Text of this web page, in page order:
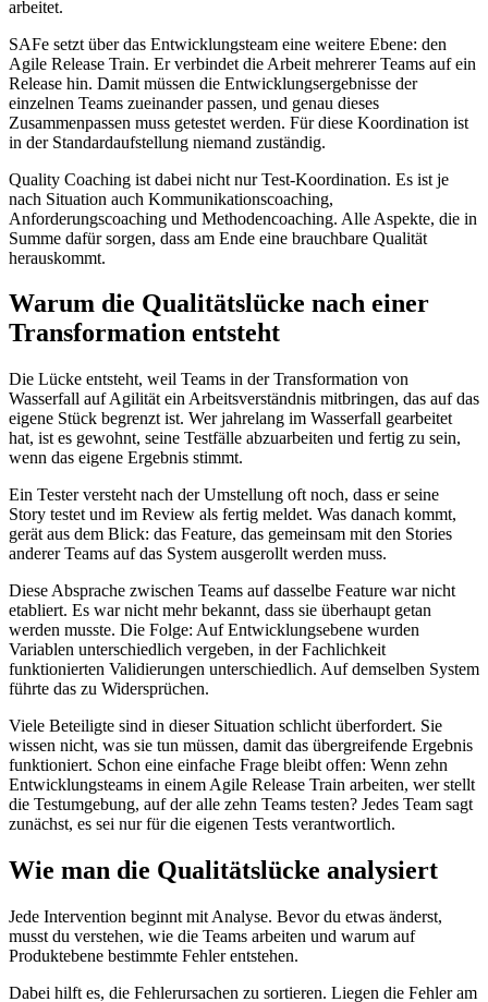
arbeitet.
SAFe setzt über das Entwicklungsteam eine weitere Ebene: den
Agile Release Train. Er verbindet die Arbeit mehrerer Teams auf ein
Release hin. Damit müssen die Entwicklungsergebnisse der
einzelnen Teams zueinander passen, und genau dieses
Zusammenpassen muss getestet werden. Für diese Koordination ist
in der Standardaufstellung niemand zuständig.
Quality Coaching ist dabei nicht nur Test-Koordination. Es ist je
nach Situation auch Kommunikationscoaching,
Anforderungscoaching und Methodencoaching. Alle Aspekte, die in
Summe dafür sorgen, dass am Ende eine brauchbare Qualität
herauskommt.
Warum die Qualitätslücke nach einer
Transformation entsteht
Die Lücke entsteht, weil Teams in der Transformation von
Wasserfall auf Agilität ein Arbeitsverständnis mitbringen, das auf das
eigene Stück begrenzt ist. Wer jahrelang im Wasserfall gearbeitet
hat, ist es gewohnt, seine Testfälle abzuarbeiten und fertig zu sein,
wenn das eigene Ergebnis stimmt.
Ein Tester versteht nach der Umstellung oft noch, dass er seine
Story testet und im Review als fertig meldet. Was danach kommt,
gerät aus dem Blick: das Feature, das gemeinsam mit den Stories
anderer Teams auf das System ausgerollt werden muss.
Diese Absprache zwischen Teams auf dasselbe Feature war nicht
etabliert. Es war nicht mehr bekannt, dass sie überhaupt getan
werden musste. Die Folge: Auf Entwicklungsebene wurden
Variablen unterschiedlich vergeben, in der Fachlichkeit
funktionierten Validierungen unterschiedlich. Auf demselben System
führte das zu Widersprüchen.
Viele Beteiligte sind in dieser Situation schlicht überfordert. Sie
wissen nicht, was sie tun müssen, damit das übergreifende Ergebnis
funktioniert. Schon eine einfache Frage bleibt offen: Wenn zehn
Entwicklungsteams in einem Agile Release Train arbeiten, wer stellt
die Testumgebung, auf der alle zehn Teams testen? Jedes Team sagt
zunächst, es sei nur für die eigenen Tests verantwortlich.
Wie man die Qualitätslücke analysiert
Jede Intervention beginnt mit Analyse. Bevor du etwas änderst,
musst du verstehen, wie die Teams arbeiten und warum auf
Produktebene bestimmte Fehler entstehen.
Dabei hilft es, die Fehlerursachen zu sortieren. Liegen die Fehler am